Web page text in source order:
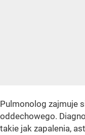
Pulmonolog zajmuje
oddechowego.
takie jak zapalenia,